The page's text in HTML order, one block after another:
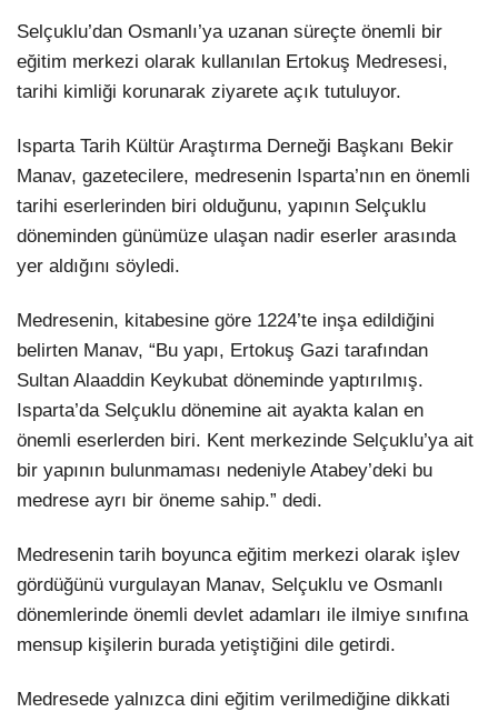
Selçuklu’dan Osmanlı’ya uzanan süreçte önemli bir
eğitim merkezi olarak kullanılan Ertokuş Medresesi,
tarihi kimliği korunarak ziyarete açık tutuluyor.
Isparta Tarih Kültür Araştırma Derneği Başkanı Bekir
Manav, gazetecilere, medresenin Isparta’nın en önemli
tarihi eserlerinden biri olduğunu, yapının Selçuklu
döneminden günümüze ulaşan nadir eserler arasında
yer aldığını söyledi.
Medresenin, kitabesine göre 1224’te inşa edildiğini
belirten Manav, “Bu yapı, Ertokuş Gazi tarafından
Sultan Alaaddin Keykubat döneminde yaptırılmış.
Isparta’da Selçuklu dönemine ait ayakta kalan en
önemli eserlerden biri. Kent merkezinde Selçuklu’ya ait
bir yapının bulunmaması nedeniyle Atabey’deki bu
medrese ayrı bir öneme sahip.” dedi.
Medresenin tarih boyunca eğitim merkezi olarak işlev
gördüğünü vurgulayan Manav, Selçuklu ve Osmanlı
dönemlerinde önemli devlet adamları ile ilmiye sınıfına
mensup kişilerin burada yetiştiğini dile getirdi.
Medresede yalnızca dini eğitim verilmediğine dikkati